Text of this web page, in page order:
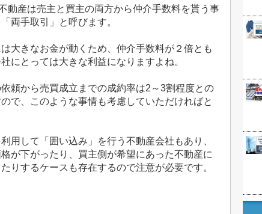
動産は売主と買主の両方から仲介手数料を貰う事
両手取引」と呼びます。
大きなお金が動くため、仲介手数料が２倍とも
にとっては大きな利益になりますよね。
頼から売買成立までの成約率は2 ～3割程度との
で、このような事情も考慮していただければと
用して「囲い込み」を行う不動産会社もあり、
が下がったり、買主側が希望にあった不動産に
りするケースも存在するので注意が必要です。